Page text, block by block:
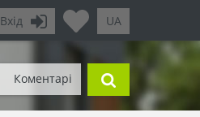
UA
Вхід
Коментарі